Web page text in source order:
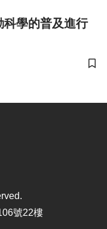
學的普及進行
儲
號22樓